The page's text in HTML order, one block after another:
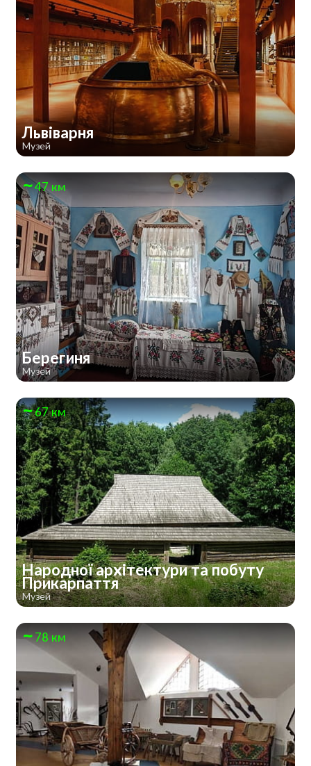
Львіварня
Музей
47 км
Берегиня
Музей
67 км
Народної архітектури та побуту
Прикарпаття
Музей
78 км